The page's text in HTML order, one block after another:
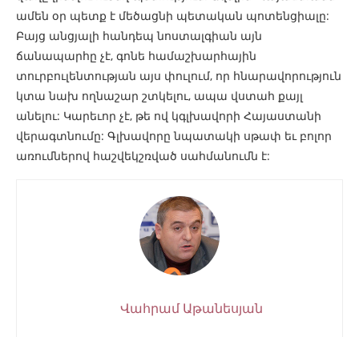
ամեն օր պետք է մեծացնի պետական պոտենցիալը:
Բայց անցյալի հանդեպ նոստալգիան այն
ճանապարհը չէ, գոնե համաշխարհային
տուրբուլենտության այս փուլում, որ հնարավորություն
կտա նախ ողնաշար շտկելու, ապա վստահ քայլ
անելու: Կարեւոր չէ, թե ով կգլխավորի Հայաստանի
վերագտնումը: Գլխավորը նպատակի սթափ եւ բոլոր
առումներով հաշվեկշռված սահմանումն է:
Վահրամ Աթանեսյան